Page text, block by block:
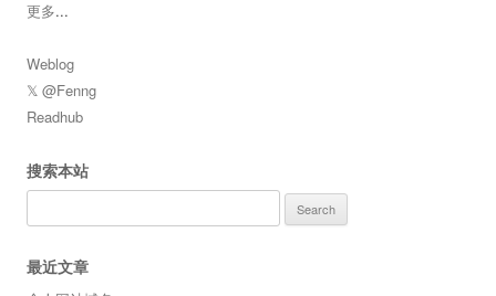
更多...
Weblog
𝕏 @Fenng
Readhub
搜索本站
for:
最近文章